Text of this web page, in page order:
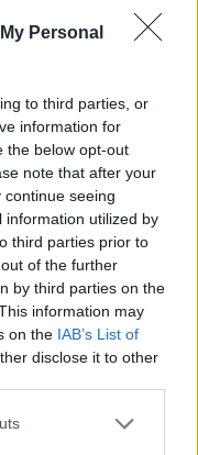
Personal
to third parties, or
information for
the below opt-out
note that after your
seeing
information utilized by
third parties prior to
of the further
by third parties on the
information may
on the IAB’s List of
disclose it to other
csoporthoz
ami
fiataloknak vagy
a
vásárlás teljesen
TeleBank és
is 0 forint, mivel